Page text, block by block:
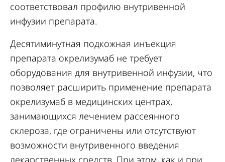
соответствовал профилю внутривенной
инфузии препарата.
Десятиминутная подкожная инъекция
препарата окрелизумаб не требует
оборудования для внутривенной инфузии, что
позволяет расширить применение препарата
окрелизумаб в медицинских центрах,
занимающихся лечением рассеянного
склероза, где ограничены или отсутствуют
возможности внутривенного введения
лекарственных средств. При этом, как и при